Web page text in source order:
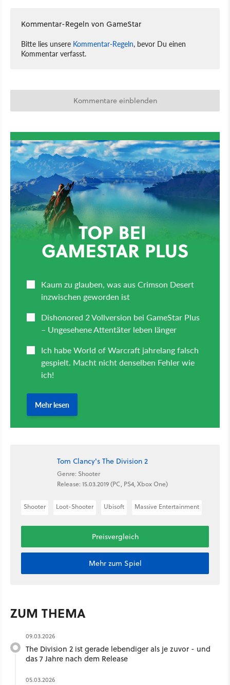
Kommentar-Regeln von GameStar
Bitte lies unsere Kommentar-Regeln, bevor Du einen
Kommentar verfasst.
Kommentare einblenden
Tom Clancy's The Division 2
Genre: Shooter
Release: 15.03.2019 (PC, PS4, Xbox One)
Shooter Loot-Shooter Ubisoft Massive Entertainment
Preisvergleich
Mehr zum Spiel
ZUM THEMA
09.03.2026
The Division 2 ist gerade lebendiger als je zuvor - und
das 7 Jahre nach dem Release
05.03.2026